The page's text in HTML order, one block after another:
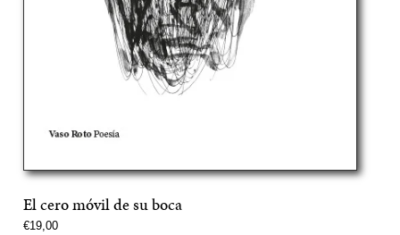
El cero móvil de su boca
Precio
€19,00